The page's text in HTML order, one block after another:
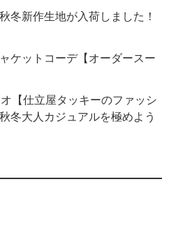
冬新作生地が入荷しました！
ケットコーデ【オーダースー
【仕立屋タッキーのファッシ
冬大人カジュアルを極めよう